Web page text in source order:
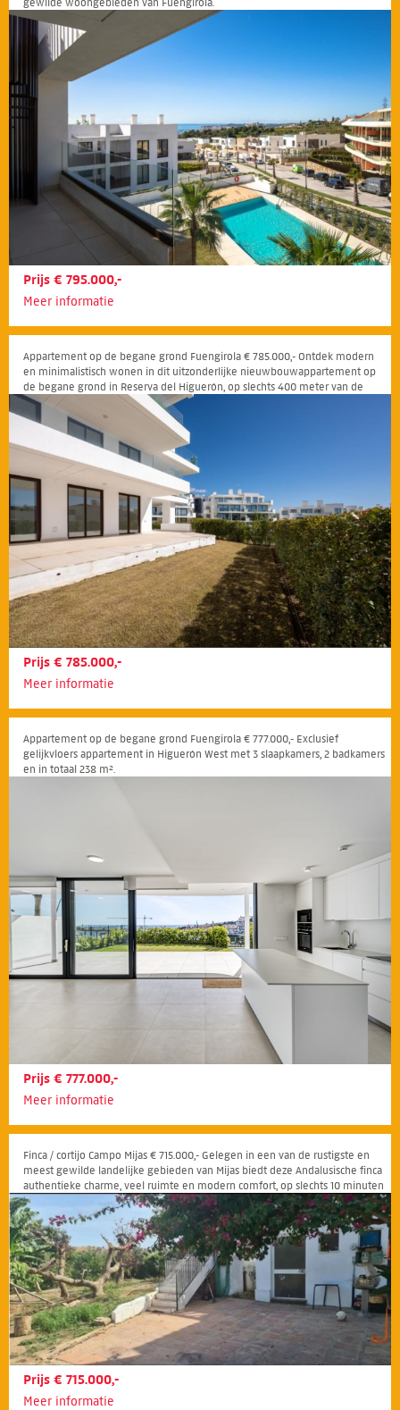
Prijs € 795.000,-
Meer informatie
Appartement op de begane grond Fuengirola € 785.000,- Ontdek modern
en minimalistisch wonen in dit uitzonderlijke nieuwbouwappartement op
de begane grond in Reserva del Higuerón, op slechts 400 meter van de
stranden van Fuengirola.
Prijs € 785.000,-
Meer informatie
Appartement op de begane grond Fuengirola € 777.000,- Exclusief
gelijkvloers appartement in Higuerón West met 3 slaapkamers, 2 badkamers
en in totaal 238 m².
Prijs € 777.000,-
Meer informatie
Finca / cortijo Campo Mijas € 715.000,- Gelegen in een van de rustigste en
meest gewilde landelijke gebieden van Mijas biedt deze Andalusische finca
authentieke charme, veel ruimte en modern comfort, op slechts 10 minuten
van Fuengirola en de kust
Prijs € 715.000,-
Meer informatie